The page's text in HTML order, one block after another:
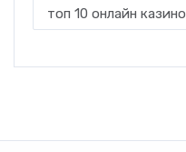
топ 10 онлайн казино